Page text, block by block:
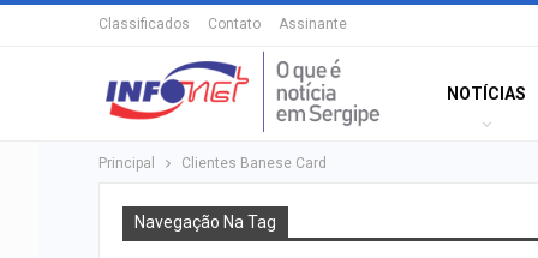
Classificados Contato Assinante
NOTÍCIAS
Principal Clientes Banese Card
Navegação Na Tag